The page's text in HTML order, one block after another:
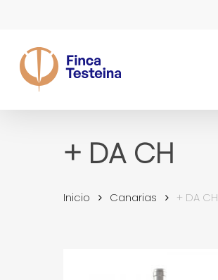
content
+ DA CH
Inicio Canarias + DA CH